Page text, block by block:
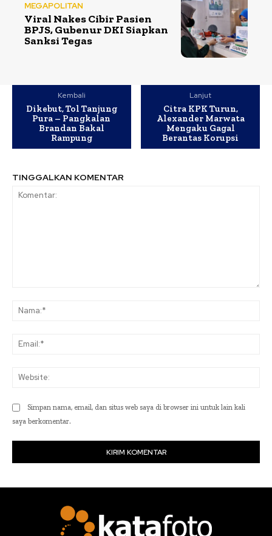
MEGAPOLITAN
Viral Nakes Cibir Pasien
BPJS, Gubenur DKI Siapkan
Sanksi Tegas
Kembali
Dikebut, Tol Tanjung
Pura – Pangkalan
Brandan Bakal
Rampung
Lanjut
Citra KPK Turun,
Alexander Marwata
Mengaku Gagal
Berantas Korupsi
TINGGALKAN KOMENTAR
Simpan nama, email, dan situs web saya di browser ini untuk lain kali
saya berkomentar.